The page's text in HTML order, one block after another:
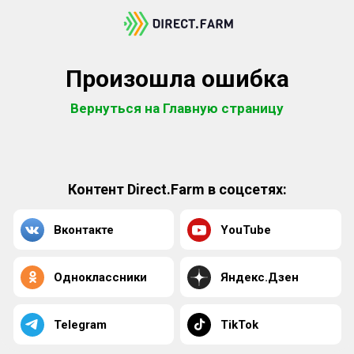
Произошла ошибка
Вернуться на Главную страницу
Контент Direct.Farm в соцсетях:
Вконтакте YouTube
Одноклассники Яндекс.Дзен
Telegram TikTok